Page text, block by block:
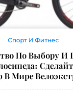
Спорт И Фитнес
По Выбору И
В Мире